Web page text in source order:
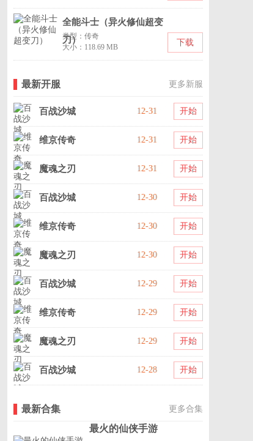
全能斗士（异火修仙超变
刀）
类型：传奇
大小：118.69 MB
下载
最新开服 更多新服
百战沙城 12-31 开始
维京传奇 12-31 开始
魔魂之刃 12-31 开始
百战沙城 12-30 开始
维京传奇 12-30 开始
魔魂之刃 12-30 开始
百战沙城 12-29 开始
维京传奇 12-29 开始
魔魂之刃 12-29 开始
百战沙城 12-28 开始
最新合集 更多合集
最火的仙侠手游